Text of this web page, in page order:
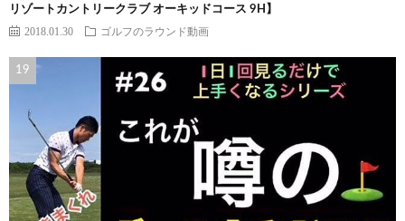
リゾートカントリークラブ オーキッドコース 9H】
2018.01.30 ゴルフのラウンド動画